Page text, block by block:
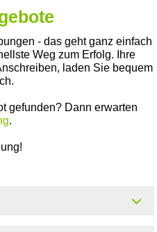
- das geht ganz einfach
Weg zum Erfolg. Ihre
laden Sie bequem
gefunden? Dann erwarten
.